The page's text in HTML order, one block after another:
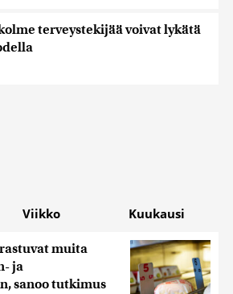
terveystekijää voivat lykätä
Viikko Kuukausi
muita
ja
sanoo tutkimus